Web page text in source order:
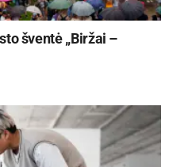
šventė „Biržai –